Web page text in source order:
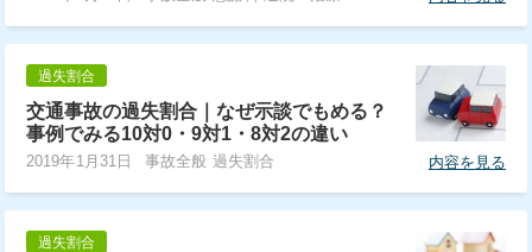
過失割合
交通事故の過失割合｜なぜ示談でもめる？
事例でみる10対0・9対1・8対2の違い
2019年1月31日 事故全般 過失割合 内容を見る
過失割合